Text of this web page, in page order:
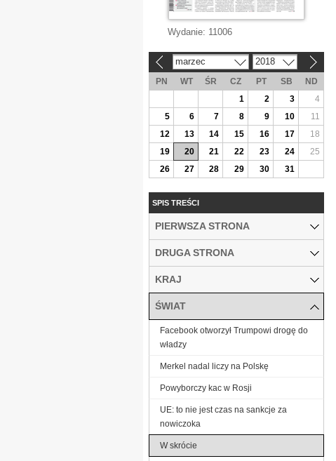
Wydanie: 11006
marzec 2018
PN WT ŚR CZ PT SB
ND
1
2 3
4
5
6 7 8 9 10
11
12
13 14 15 16 17
18
19
20 21 22 23 24
25
26
27 28 29 30 31
SPIS TREŚCI
PIERWSZA STRONA
DRUGA STRONA
KRAJ
ŚWIAT
Facebook otworzył Trumpowi drogę do
władzy
Merkel nadal liczy na Polskę
Powyborczy kac w Rosji
UE: to nie jest czas na sankcje za
nowiczoka
W skrócie